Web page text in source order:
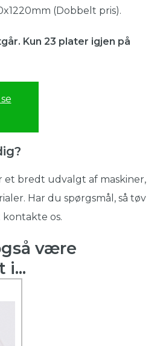
(Dobbelt pris).
Kun 23 plater igjen på
et bredt udvalgt af maskiner,
Har du spørgsmål, så tøv
os.
være
i...